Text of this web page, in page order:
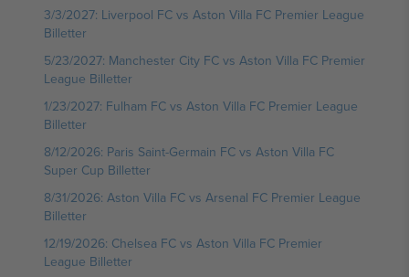
3/3/2027: Liverpool FC vs Aston Villa FC Premier League
Billetter
5/23/2027: Manchester City FC vs Aston Villa FC Premier
League Billetter
1/23/2027: Fulham FC vs Aston Villa FC Premier League
Billetter
8/12/2026: Paris Saint-Germain FC vs Aston Villa FC
Super Cup Billetter
8/31/2026: Aston Villa FC vs Arsenal FC Premier League
Billetter
12/19/2026: Chelsea FC vs Aston Villa FC Premier
League Billetter